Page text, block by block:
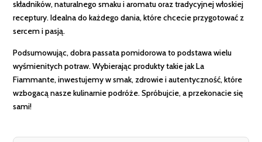
składników, naturalnego smaku i aromatu oraz tradycyjnej włoskiej
receptury. Idealna do każdego dania, które chcecie przygotować z
sercem i pasją.
Podsumowując, dobra passata pomidorowa to podstawa wielu
wyśmienitych potraw. Wybierając produkty takie jak La
Fiammante, inwestujemy w smak, zdrowie i autentyczność, które
wzbogacą nasze kulinarnie podróże. Spróbujcie, a przekonacie się
sami!